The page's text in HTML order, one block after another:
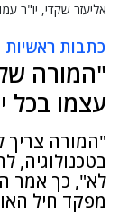
אליעזר שקדי, יו"ר
כתבות ראשיות
"המורה
עצמו בכל
"המורה צריך
בטכנולוגיה,
לא", כך אמר
מפקד חיל